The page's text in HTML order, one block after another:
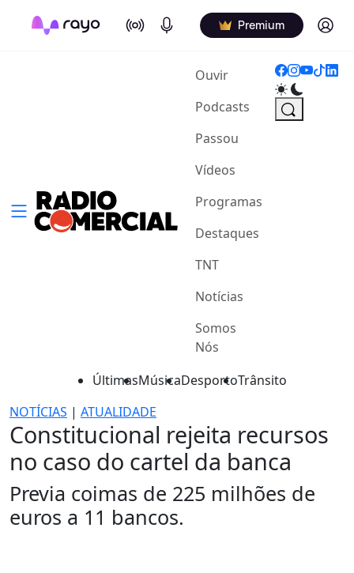
On Air Podcasts Premium Log in
Ouvir(current)
Podcasts
Passou
Vídeos
Programas
Destaques
TNT
Notícias
Somos
Nós
ÚltimasMúsicaDesportoTrânsito
NOTÍCIAS | ATUALIDADE
Constitucional rejeita recursos
no caso do cartel da banca
Previa coimas de 225 milhões de
euros a 11 bancos.